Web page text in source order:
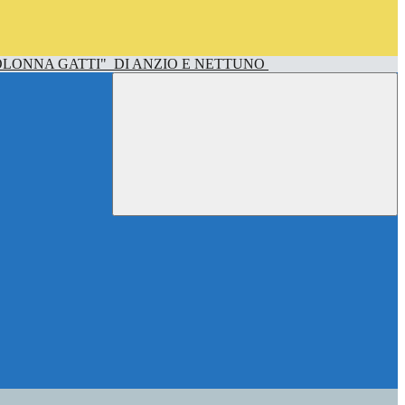
GATTI" DI ANZIO E NETTUNO